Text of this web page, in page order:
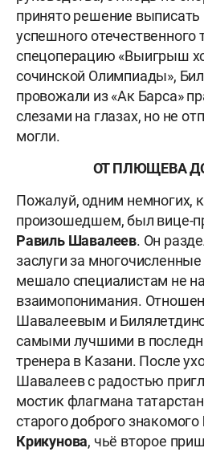
принято решение выписать
успешного отечественного
спецоперацию «Выигрыш
сочинской Олимпиады»,
провожали из «Ак Барса»
слезами на глазах, но не
могли.
ОТ ПЛЮЩЕВА
Пожалуй, одним немногих,
произошедшем, был вице-
Равиль Шавалеев. Он
заслуги за
мешало специалистам не
взаимопонимания.
Шавалеевым и
самыми лучшими в
тренера в Казани. После
Шавалеев с радостью
мостик флагмана
старого доброго знакомого
Крикунова, чьё второе